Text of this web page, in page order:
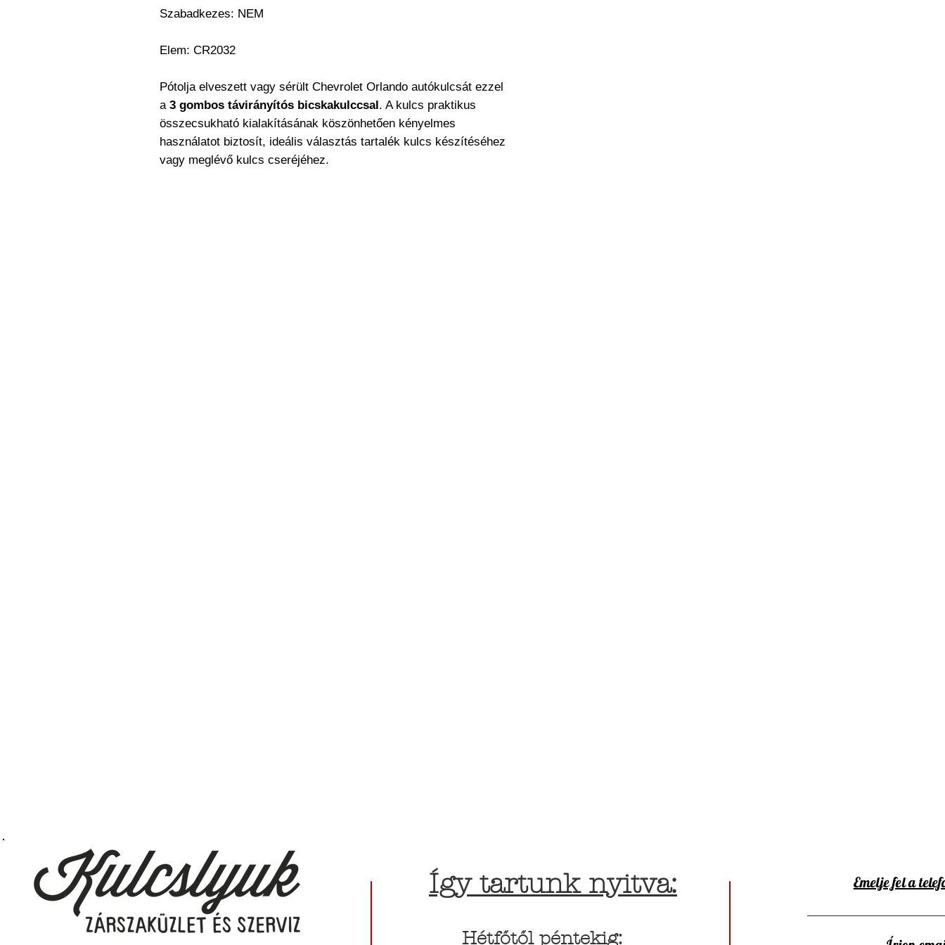
Szabadkezes: NEM
Elem: CR2032
Pótolja elveszett vagy sérült Chevrolet Orlando autókulcsát ezzel
a 3 gombos távirányítós bicskakulccsal. A kulcs praktikus
összecsukható kialakításának köszönhetően kényelmes
használatot biztosít, ideális választás tartalék kulcs készítéséhez
vagy meglévő kulcs cseréjéhez.
Így tartunk nyitva:
Hétfőtől péntekig:
Emelje fel a